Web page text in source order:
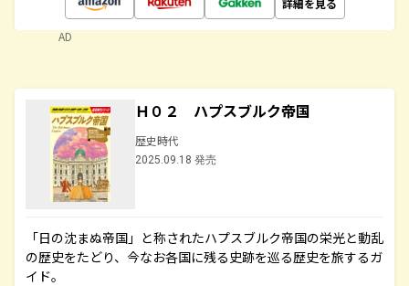
AD
Ｈ０２ ハプスブルク帝国
歴史時代
2025.09.18 発売
「日の沈まぬ帝国」と称されたハプスブルク帝国の栄光と動乱
の歴史をたどり、今なお各国に残る史跡を巡る歴史を旅するガ
イド。